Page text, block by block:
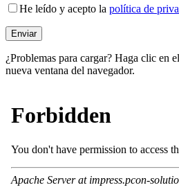
He leído y acepto la política de
¿Problemas para cargar? Haga clic en
nueva ventana del navegador.